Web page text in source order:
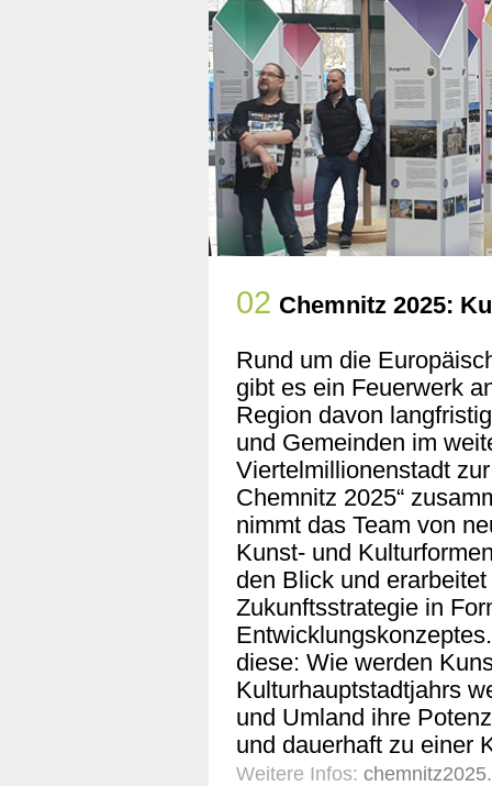
02 Chemnitz 2025:
Rund um die
gibt es ein Feuerwerk
Region davon
und Gemeinden im
Viertelmillionenstadt
Chemnitz 2025“
nimmt das Team von
Kunst- und
den Blick und
Zukunftsstrategie in
diese: Wie werden
Kulturhauptstadtjahrs
und Umland ihre
und dauerhaft zu einer
Weitere Infos: